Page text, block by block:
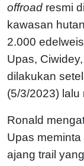
offroad resmi
kawasan
2.000
Upas,
dilakukan
(5/3/2023)
Ronald
Upas
ajang trail